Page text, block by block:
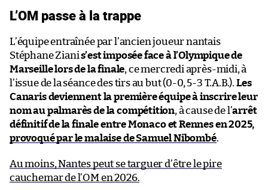
L’OM passe à la trappe
L’équipe entraînée par l’ancien joueur nantais
Stéphane Zianis’est imposée face à l’Olympique de
Marseille lors de la finale, ce mercredi après-midi, à
l’issue de la séance des tirs au but (0-0, 5-3 T.A.B.). Les
Canaris deviennent la première équipe à inscrire leur
nom au palmarès de la compétition, à cause de l’arrêt
définitif de la finale entre Monaco et Rennes en 2025,
provoqué par le malaise de Samuel Nibombé.
Au moins, Nantes peut se targuer d’être le pire
cauchemar de l’OM en 2026.